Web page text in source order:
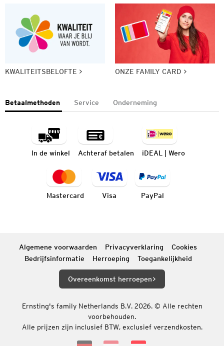
KWALITEITSBELOFTE ONZE FAMILY CARD
Betaalmethoden Service Onderneming
In de winkel Achteraf betalen iDEAL | Wero
Mastercard Visa PayPal
Algemene voorwaarden Privacyverklaring
Cookies
Bedrijfsinformatie
Herroeping Toegankelijkheid
Overeenkomst herroepen
Ernsting's family Netherlands B.V. 2026. © Alle rechten
voorbehouden.
Alle prijzen zijn inclusief BTW, exclusief verzendkosten.